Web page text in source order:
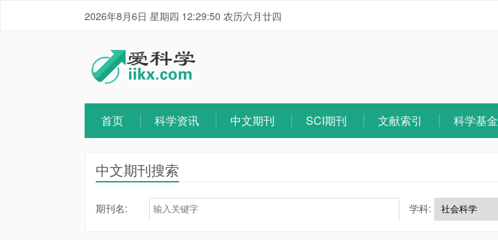
2026年8月6日 星期四 12:29:50 农历六月廿四
首页 科学资讯 中文期刊 SCI期刊 文献索引 科学基金
中文期刊搜索
期刊名: 学科: